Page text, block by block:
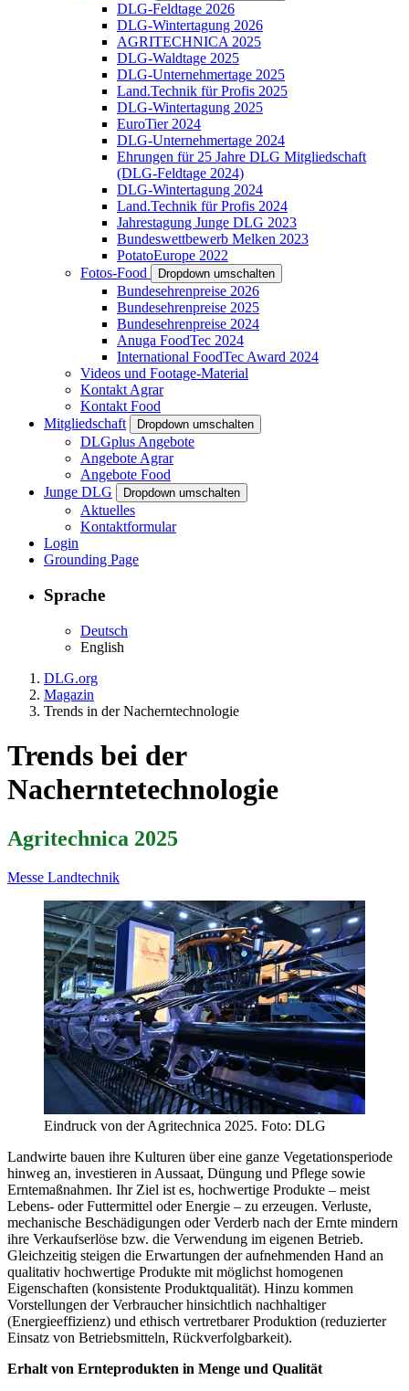
DLG-Feldtage 2026
DLG-Wintertagung 2026
AGRITECHNICA 2025
DLG-Waldtage 2025
DLG-Unternehmertage 2025
Land.Technik für Profis 2025
DLG-Wintertagung 2025
EuroTier 2024
DLG-Unternehmertage 2024
Ehrungen für 25 Jahre DLG Mitgliedschaft
(DLG-Feldtage 2024)
DLG-Wintertagung 2024
Land.Technik für Profis 2024
Jahrestagung Junge DLG 2023
Bundeswettbewerb Melken 2023
PotatoEurope 2022
Fotos-Food
Dropdown umschalten
Bundesehrenpreise 2026
Bundesehrenpreise 2025
Bundesehrenpreise 2024
Anuga FoodTec 2024
International FoodTec Award 2024
Videos und Footage-Material
Kontakt Agrar
Kontakt Food
Mitgliedschaft
Dropdown umschalten
DLGplus Angebote
Angebote Agrar
Angebote Food
Junge DLG
Dropdown umschalten
Aktuelles
Kontaktformular
Login
Grounding Page
Sprache
Deutsch
English
DLG.org
Magazin
Trends in der Nacherntechnologie
Trends bei der
Nacherntetechnologie
Agritechnica 2025
Messe Landtechnik
Eindruck von der Agritechnica 2025. Foto: DLG
Landwirte bauen ihre Kulturen über eine ganze Vegetationsperiode
hinweg an, investieren in Aussaat, Düngung und Pflege sowie
Erntemaßnahmen. Ihr Ziel ist es, hochwertige Produkte – meist
Lebens- oder Futtermittel oder Energie – zu erzeugen. Verluste,
mechanische Beschädigungen oder Verderb nach der Ernte mindern
ihre Verkaufserlöse bzw. die Verwendung im eigenen Betrieb.
Gleichzeitig steigen die Erwartungen der aufnehmenden Hand an
qualitativ hochwertige Produkte mit möglichst homogenen
Eigenschaften (konsistente Produktqualität). Hinzu kommen
Vorstellungen der Verbraucher hinsichtlich nachhaltiger
(Energieeffizienz) und ethisch vertretbarer Produktion (reduzierter
Einsatz von Betriebsmitteln, Rückverfolgbarkeit).
Erhalt von Ernteprodukten in Menge und Qualität